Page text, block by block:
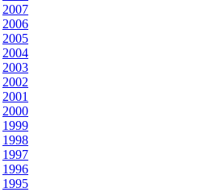
2007
2006
2005
2004
2003
2002
2001
2000
1999
1998
1997
1996
1995